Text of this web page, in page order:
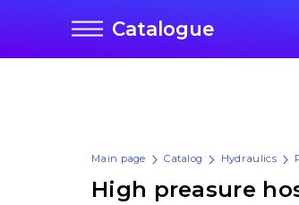
Catalogue
Main page Catalog Hydraulics
High preasure